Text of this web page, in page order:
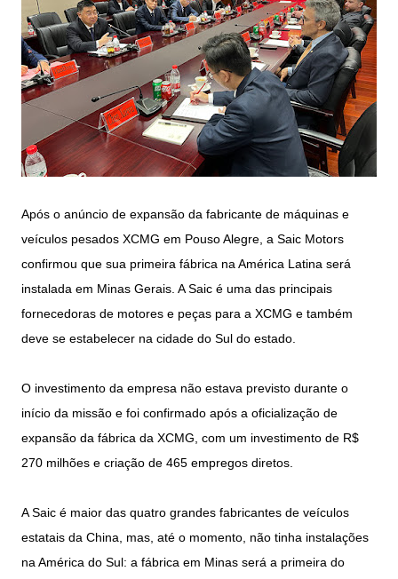
Após o anúncio de expansão da fabricante de máquinas e
veículos pesados XCMG em Pouso Alegre, a Saic Motors
confirmou que sua primeira fábrica na América Latina será
instalada em Minas Gerais. A Saic é uma das principais
fornecedoras de motores e peças para a XCMG e também
deve se estabelecer na cidade do Sul do estado.
O investimento da empresa não estava previsto durante o
início da missão e foi confirmado após a oficialização de
expansão da fábrica da XCMG, com um investimento de R$
270 milhões e criação de 465 empregos diretos.
A Saic é maior das quatro grandes fabricantes de veículos
estatais da China, mas, até o momento, não tinha instalações
na América do Sul: a fábrica em Minas será a primeira do